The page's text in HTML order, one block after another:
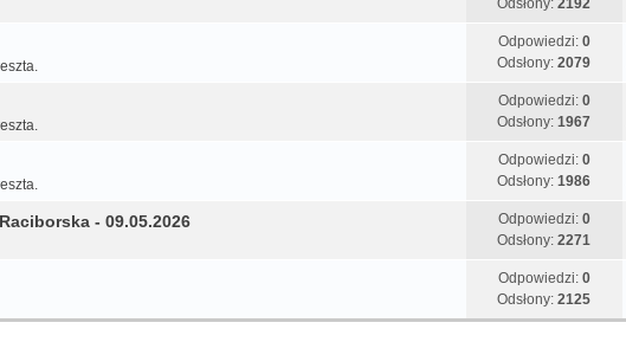
Odsłony:2192
Odpowiedzi: 0
Odsłony:2079
Odpowiedzi: 0
Odsłony:1967
Odpowiedzi: 0
Odsłony:1986
- 09.05.2026 Odpowiedzi: 0
Odsłony:2271
Odpowiedzi: 0
Odsłony:2125